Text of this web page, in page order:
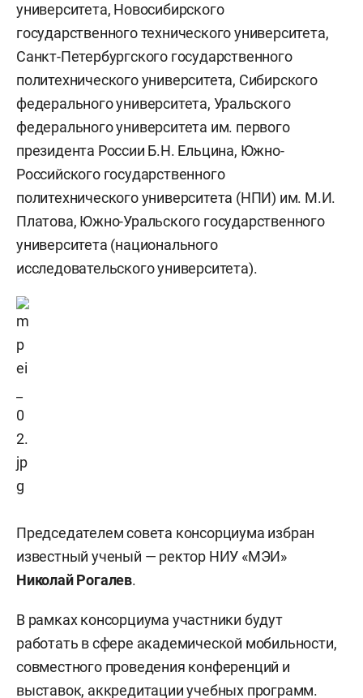
университета, Новосибирского
государственного технического университета,
Санкт-Петербургского государственного
политехнического университета, Сибирского
федерального университета, Уральского
федерального университета им. первого
президента России Б.Н. Ельцина, Южно-
Российского государственного
политехнического университета (НПИ) им. М.И.
Платова, Южно-Уральского государственного
университета (национального
исследовательского университета).
Председателем совета консорциума избран
известный ученый — ректор НИУ «МЭИ»
Николай Рогалев.
В рамках консорциума участники будут
работать в сфере академической мобильности,
совместного проведения конференций и
выставок, аккредитации учебных программ.